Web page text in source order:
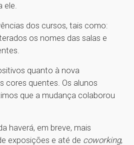
ele.
dos cursos, tais como:
os nomes das salas e
quanto à nova
cores quentes. Os alunos
que a mudança colaborou
haverá, em breve, mais
exposições e até de coworking,